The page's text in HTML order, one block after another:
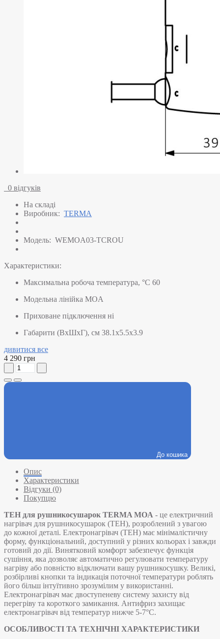
0 відгуків
На складі
Виробник: TERMA
Модель: WEMOA03-TCROU
Характеристики:
Максимальна робоча температура, °C 60
Модельна лінійка MOA
Приховане підключення ні
Габарити (ВхШхГ), см 38.1x5.5x3.9
дивитися все
4 290 грн
До кошика
Опис
Характеристики
Відгуки (0)
Покупцю
ТЕН для рушникосушарок TERMA MOA - це електричний
нагрівач для рушникосушарок (ТЕН), розроблений з увагою
до кожної деталі. Електронагрівач (ТЕН) має мінімалістичну
форму, функціональний, доступний у різних кольорах і завжди
готовий до дії. Винятковий комфорт забезпечує функція
сушіння, яка дозволяє автоматично регулювати температуру
нагріву або повністю відключати вашу рушникосушку. Великі,
розбірливі кнопки та індикація поточної температури роблять
його більш інтуїтивно зрозумілим у використанні.
Електронагрівач має двоступеневу систему захисту від
перегріву та короткого замикання. Антифриз захищає
електронагрівач від температур нижче 5-7°С.
ОСОБЛИВОСТІ ТА ТЕХНІЧНІ ХАРАКТЕРИСТИКИ